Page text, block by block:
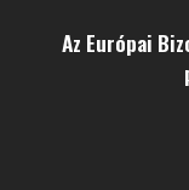
Az Európai